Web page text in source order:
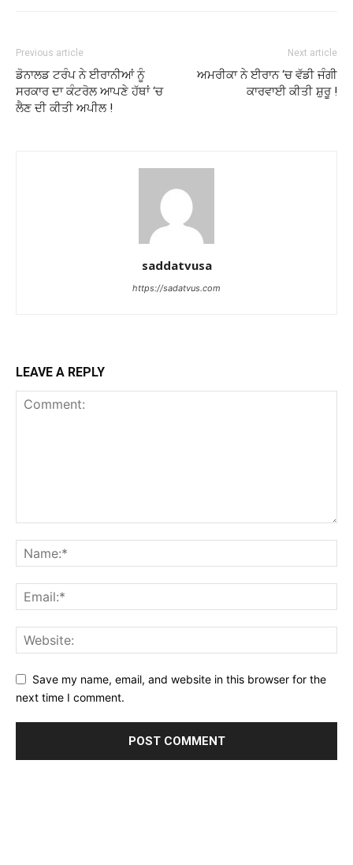
Previous article
ਡੋਨਾਲਡ ਟਰੰਪ ਨੇ ਈਰਾਨੀਆਂ ਨੂੰ
ਸਰਕਾਰ ਦਾ ਕੰਟਰੋਲ ਆਪਣੇ ਹੱਥਾਂ ‘ਚ
ਲੈਣ ਦੀ ਕੀਤੀ ਅਪੀਲ !
Next article
ਅਮਰੀਕਾ ਨੇ ਈਰਾਨ ‘ਚ ਵੱਡੀ ਜੰਗੀ
ਕਾਰਵਾਈ ਕੀਤੀ ਸ਼ੁਰੂ !
saddatvusa
https://sadatvus.com
LEAVE A REPLY
Save my name, email, and website in this browser for the
next time I comment.